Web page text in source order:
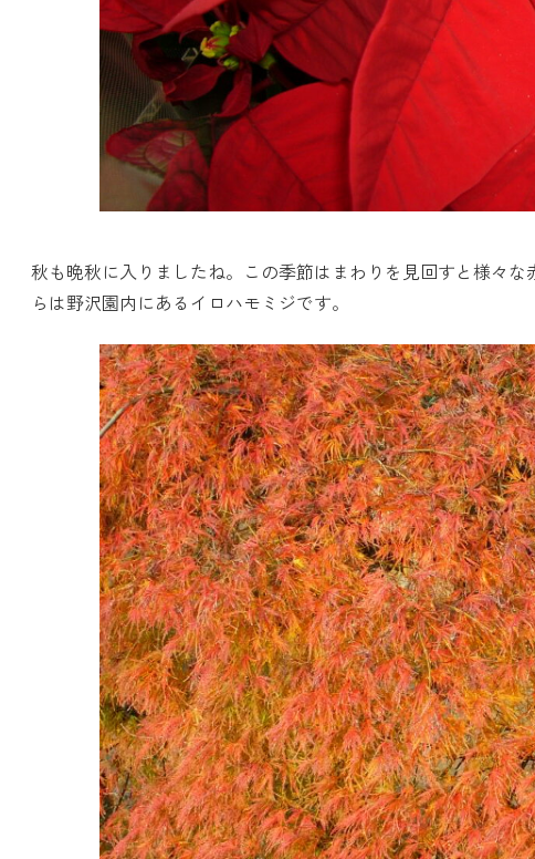
秋も晩秋に入りましたね。この季節はまわりを見回すと様々
らは野沢園内にあるイロハモミジです。